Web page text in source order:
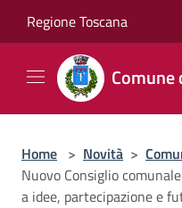
Regione Toscana
Home > Novità >
Nuovo Consiglio
a idee, partecipazione e